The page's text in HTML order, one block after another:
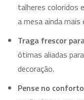
talheres coloridos
a mesa ainda mais
Traga frescor
ótimas aliadas
decoração.
Pense no